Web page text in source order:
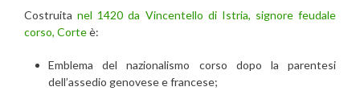
Costruitanel 1420 da Vincentello di Istria, signore feudale
corso, Corteè:
Emblema del nazionalismo corso dopo la parentesi
dell’assedio genovese e francese;